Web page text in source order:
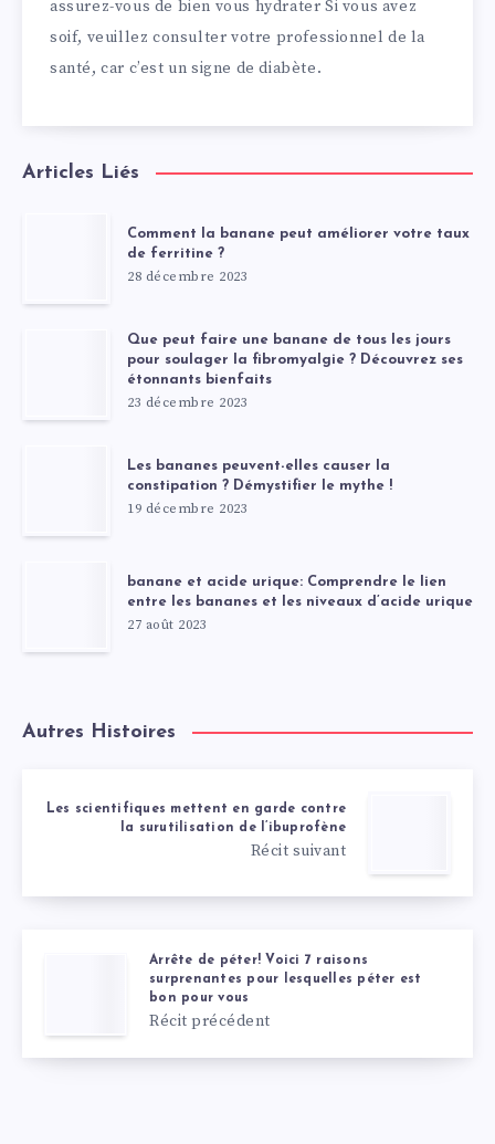
assurez-vous de bien vous hydrater Si vous avez
soif, veuillez consulter votre professionnel de la
santé, car c’est un signe de diabète.
Articles Liés
Comment la banane peut améliorer votre taux
de ferritine ?
28 décembre 2023
Que peut faire une banane de tous les jours
pour soulager la fibromyalgie ? Découvrez ses
étonnants bienfaits
23 décembre 2023
Les bananes peuvent-elles causer la
constipation ? Démystifier le mythe !
19 décembre 2023
banane et acide urique: Comprendre le lien
entre les bananes et les niveaux d’acide urique
27 août 2023
Autres Histoires
Les scientifiques mettent en garde contre
la surutilisation de l’ibuprofène
Récit suivant
Arrête de péter! Voici 7 raisons
surprenantes pour lesquelles péter est
bon pour vous
Récit précédent